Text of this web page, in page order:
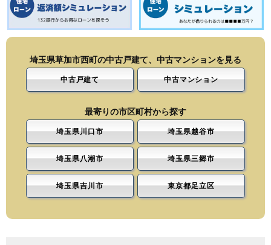
埼玉県草加市西町の中古戸建て、中古マンションを見る
中古戸建て 中古マンション
最寄りの市区町村から探す
埼玉県川口市 埼玉県越谷市
埼玉県八潮市 埼玉県三郷市
埼玉県吉川市 東京都足立区